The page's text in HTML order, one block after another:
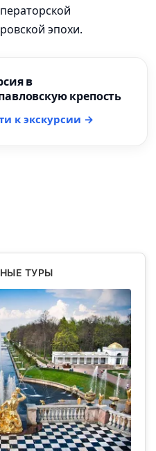
эпохи.
в
крепость
к экскурсии →
ТУРЫ